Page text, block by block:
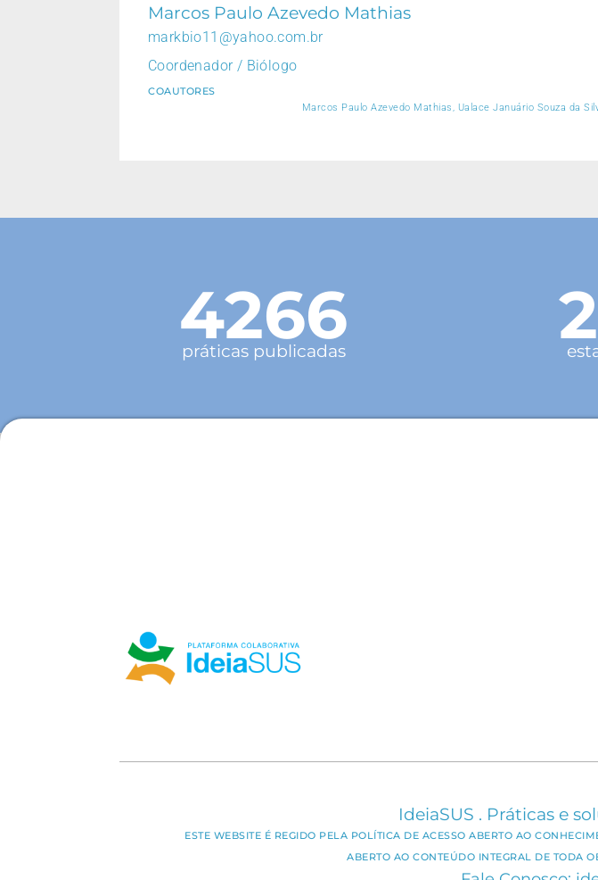
Marcos Paulo Azevedo Mathias
markbio11@yahoo.com.br
Coordenador / Biólogo
COAUTORES
Marcos Paulo Azevedo Mathias, Ualace Januário Souza da
4266
práticas publicadas
IdeiaSUS . Práticas e
ESTE WEBSITE É REGIDO PELA POLÍTICA DE ACESSO ABERTO AO
ABERTO AO CONTEÚDO INTEGRAL DE TODA